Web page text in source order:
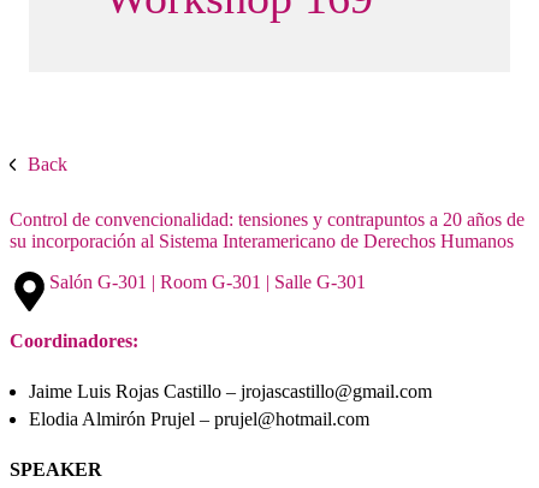
Back
Control de convencionalidad: tensiones y contrapuntos a 20 años de
su incorporación al Sistema Interamericano de Derechos Humanos
Salón G-301 | Room G-301 | Salle G-301
Coordinadores:
Jaime Luis Rojas Castillo – jrojascastillo@gmail.com
Elodia Almirón Prujel – prujel@hotmail.com
SPEAKER